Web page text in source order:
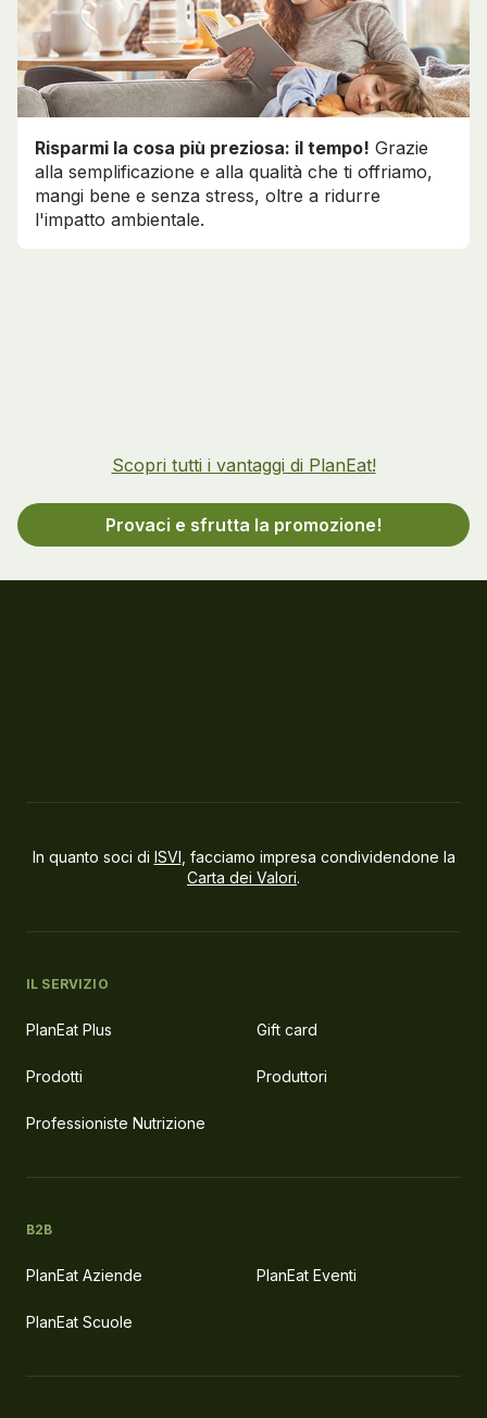
Risparmi la cosa più preziosa: il tempo! Grazie
alla semplificazione e alla qualità che ti offriamo,
mangi bene e senza stress, oltre a ridurre
l'impatto ambientale.
Scopri tutti i vantaggi di PlanEat!
Provaci e sfrutta la promozione!
In quanto soci di ISVI , facciamo impresa condividendone la
Carta dei Valori.
IL SERVIZIO
PlanEat Plus Gift card
Prodotti Produttori
Professioniste Nutrizione
B2B
PlanEat Aziende PlanEat Eventi
PlanEat Scuole